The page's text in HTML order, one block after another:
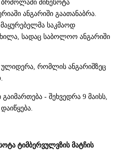
ბრძოლაში მინესოტა
ანგარიში გაათანაბრა.
მაყურებელმა საკმაოდ
სადაც საბოლოო ანგარიში
ულიდერა, რომლის ანგარიშზეც
გაიმართება - შეხვედრა 9 მაისს,
ტიმბერვულვზის მატჩის